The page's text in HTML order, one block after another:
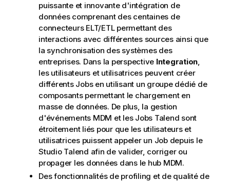
puissante et innovante d'intégration de
données comprenant des centaines de
connecteurs ELT/ETL permettant des
interactions avec différentes sources ainsi que
la synchronisation des systèmes des
entreprises. Dans la perspective Integration,
les utilisateurs et utilisatrices peuvent créer
différents Jobs en utilisant un groupe dédié de
composants permettant le chargement en
masse de données. De plus, la gestion
d'événements MDM et les Jobs Talend sont
étroitement liés pour que les utilisateurs et
utilisatrices puissent appeler un Job depuis le
Studio Talend afin de valider, corriger ou
propager les données dans le hub MDM.
Des fonctionnalités de profiling et de qualité de